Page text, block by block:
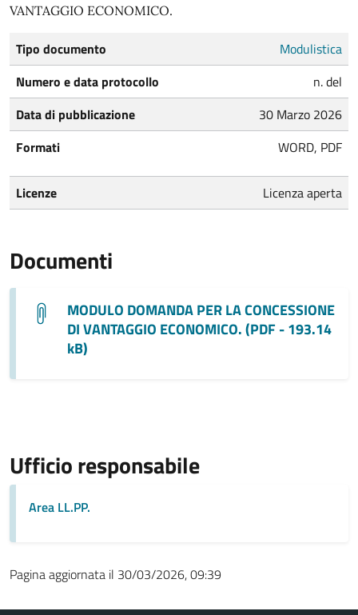
VANTAGGIO ECONOMICO.
Tipo documento
Modulistica
Numero e data protocollo
n. del
Data di pubblicazione
30 Marzo 2026
Formati
WORD, PDF
Licenze Licenza aperta
Documenti
MODULO DOMANDA PER LA CONCESSIONE
DI VANTAGGIO ECONOMICO. (PDF - 193.14
kB)
Ufficio responsabile
Area LL.PP.
Pagina aggiornata il 30/03/2026, 09:39